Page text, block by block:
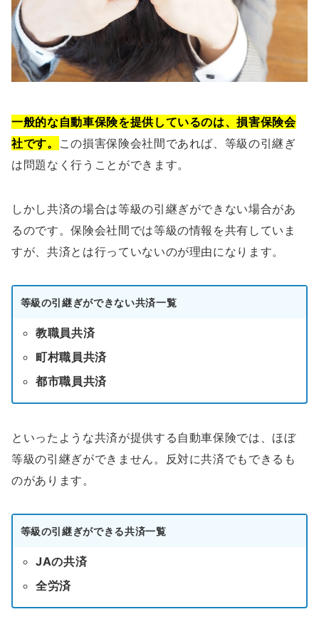
一般的な自動車保険を提供しているのは、損害保険会
社です。
この損害保険会社間であれば、等級の引継ぎ
は問題なく行うことができます。
しかし共済の場合は等級の引継ぎができない場合があ
るのです。保険会社間では等級の情報を共有していま
すが、共済とは行っていないのが理由になります。
等級の引継ぎができない共済一覧
教職員共済
町村職員共済
都市職員共済
といったような共済が提供する自動車保険では、ほぼ
等級の引継ぎができません。反対に共済でもできるも
のがあります。
等級の引継ぎができる共済一覧
JAの共済
全労済